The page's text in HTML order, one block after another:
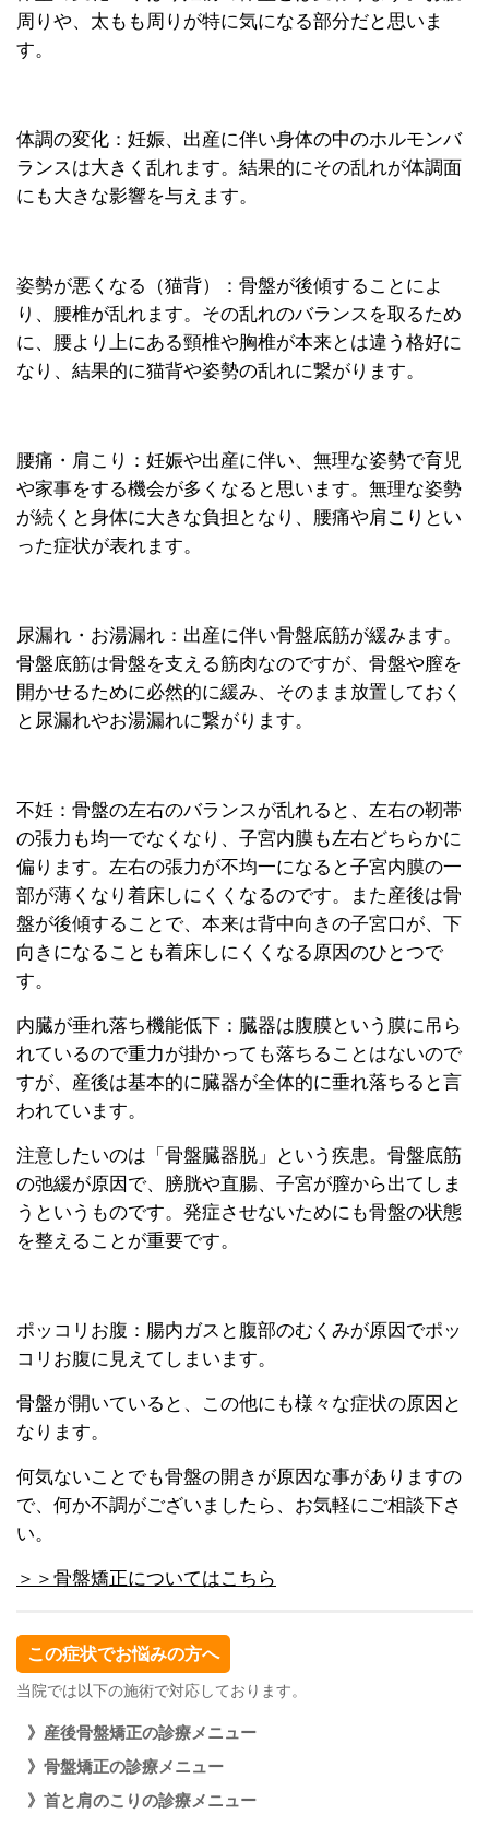
周りや、太もも周りが特に気になる部分だと思いま
す。
体調の変化：妊娠、出産に伴い身体の中のホルモンバ
ランスは大きく乱れます。結果的にその乱れが体調面
にも大きな影響を与えます。
姿勢が悪くなる（猫背）：骨盤が後傾することによ
り、腰椎が乱れます。その乱れのバランスを取るため
に、腰より上にある頸椎や胸椎が本来とは違う格好に
なり、結果的に猫背や姿勢の乱れに繋がります。
腰痛・肩こり：妊娠や出産に伴い、無理な姿勢で育児
や家事をする機会が多くなると思います。無理な姿勢
が続くと身体に大きな負担となり、腰痛や肩こりとい
った症状が表れます。
尿漏れ・お湯漏れ：出産に伴い骨盤底筋が緩みます。
骨盤底筋は骨盤を支える筋肉なのですが、骨盤や膣を
開かせるために必然的に緩み、そのまま放置しておく
と尿漏れやお湯漏れに繋がります。
不妊：骨盤の左右のバランスが乱れると、左右の靭帯
の張力も均一でなくなり、子宮内膜も左右どちらかに
偏ります。左右の張力が不均一になると子宮内膜の一
部が薄くなり着床しにくくなるのです。また産後は骨
盤が後傾することで、本来は背中向きの子宮口が、下
向きになることも着床しにくくなる原因のひとつで
す。
内臓が垂れ落ち機能低下：臓器は腹膜という膜に吊ら
れているので重力が掛かっても落ちることはないので
すが、産後は基本的に臓器が全体的に垂れ落ちると言
われています。
注意したいのは「骨盤臓器脱」という疾患。骨盤底筋
の弛緩が原因で、膀胱や直腸、子宮が膣から出てしま
うというものです。発症させないためにも骨盤の状態
を整えることが重要です。
ポッコリお腹：腸内ガスと腹部のむくみが原因でポッ
コリお腹に見えてしまいます。
骨盤が開いていると、この他にも様々な症状の原因と
なります。
何気ないことでも骨盤の開きが原因な事がありますの
で、何か不調がございましたら、お気軽にご相談下さ
い。
＞＞骨盤矯正についてはこちら
この症状でお悩みの方へ
当院では以下の施術で対応しております。
》産後骨盤矯正の診療メニュー
》骨盤矯正の診療メニュー
》首と肩のこりの診療メニュー